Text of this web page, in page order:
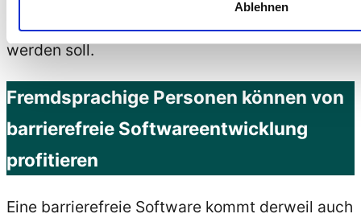
Ablehnen
werden soll.
Fremdsprachige Personen können von
barrierefreie Softwareentwicklung
profitieren
Eine barrierefreie Software kommt derweil auch